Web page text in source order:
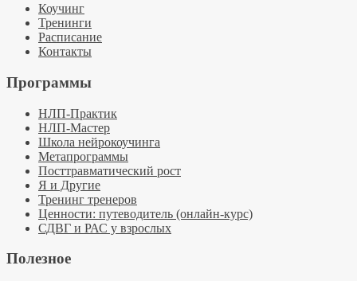
Коучинг
Тренинги
Расписание
Контакты
Программы
НЛП-Практик
НЛП-Мастер
Школа нейрокоучинга
Метапрограммы
Посттравматический рост
Я и Другие
Тренинг тренеров
Ценности: путеводитель (онлайн-курс)
СДВГ и РАС у взрослых
Полезное